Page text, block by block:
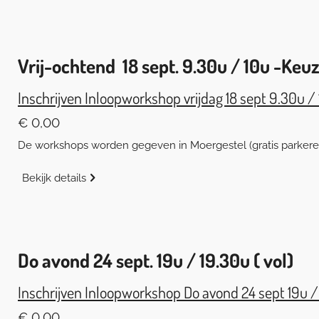
Vrij-ochtend 18 sept. 9.30u / 10u -
Inschrijven Inloopworkshop vrijdag 18 sept 9.30u /
€ 0,00
De workshops worden gegeven in Moergestel (gratis
Bekijk details
Do avond 24 sept. 19u / 19.30u ( vol)
Inschrijven Inloopworkshop Do avond 24 sept 19u